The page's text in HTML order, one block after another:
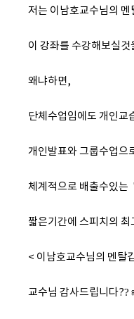
저는 이남호교수님의
이 강좌를 수강해보실
왜냐하면,
단체수업임에도 개인교
개인발표와 그룹수업으
체계적으로 배출수있는
짧은기간에 스피치의
< 이남호교수님의 멘탈
교수님 감사드립니다